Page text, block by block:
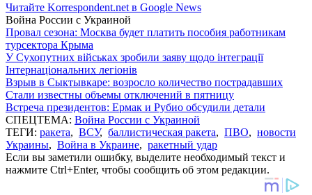
Читайте Korrespondent.net в Google News
Война России с Украиной
Провал сезона: Москва будет платить пособия работникам
турсектора Крыма
У Сухопутних військах зробили заяву щодо інтеграції
Інтернаціональних легіонів
Взрыв в Сыктывкаре: возросло количество пострадавших
Стали известны объемы отключений в пятницу
Встреча президентов: Ермак и Рубио обсудили детали
СПЕЦТЕМА: Война России с Украиной
ТЕГИ: ракета, ВСУ, баллистическая ракета, ПВО, новости
Украины, Война в Украине, ракетный удар
Если вы заметили ошибку, выделите необходимый текст и
нажмите Ctrl+Enter, чтобы сообщить об этом редакции.